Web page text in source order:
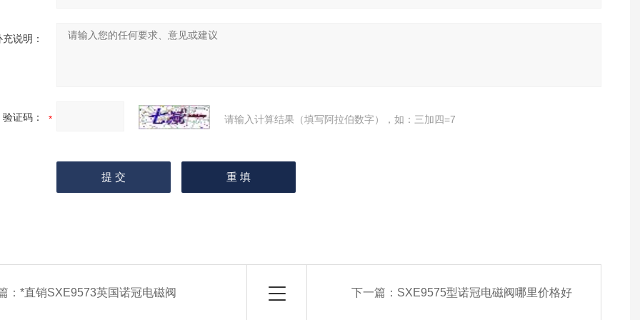
充说明：
验证码： 请输入计算结果（填写阿拉伯数字），如：三加四=7
：*直销SXE9573英国诺冠电磁阀 下一篇： SXE9575型诺冠电磁阀哪里价格好